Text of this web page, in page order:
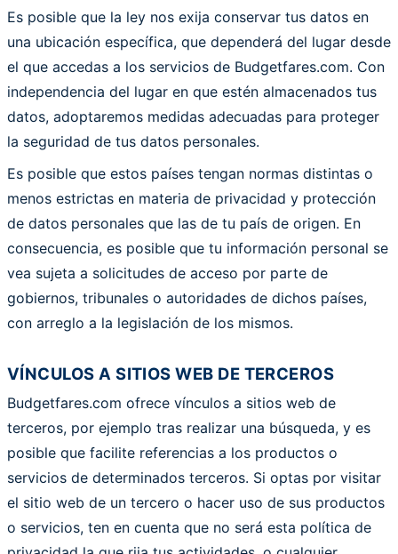
Es posible que la ley nos exija conservar tus datos en
una ubicación específica, que dependerá del lugar desde
el que accedas a los servicios de Budgetfares.com. Con
independencia del lugar en que estén almacenados tus
datos, adoptaremos medidas adecuadas para proteger
la seguridad de tus datos personales.
Es posible que estos países tengan normas distintas o
menos estrictas en materia de privacidad y protección
de datos personales que las de tu país de origen. En
consecuencia, es posible que tu información personal se
vea sujeta a solicitudes de acceso por parte de
gobiernos, tribunales o autoridades de dichos países,
con arreglo a la legislación de los mismos.
VÍNCULOS A SITIOS WEB DE TERCEROS
Budgetfares.com ofrece vínculos a sitios web de
terceros, por ejemplo tras realizar una búsqueda, y es
posible que facilite referencias a los productos o
servicios de determinados terceros. Si optas por visitar
el sitio web de un tercero o hacer uso de sus productos
o servicios, ten en cuenta que no será esta política de